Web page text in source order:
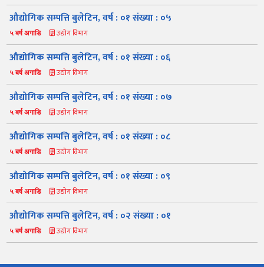
औद्योगिक सम्पत्ति बुलेटिन, वर्ष : ०१ संख्या : ०५
५ बर्ष अगाडि उद्योग विभाग
औद्योगिक सम्पत्ति बुलेटिन, वर्ष : ०१ संख्या : ०६
५ बर्ष अगाडि उद्योग विभाग
औद्योगिक सम्पत्ति बुलेटिन, वर्ष : ०१ संख्या : ०७
५ बर्ष अगाडि उद्योग विभाग
औद्योगिक सम्पत्ति बुलेटिन, वर्ष : ०१ संख्या : ०८
५ बर्ष अगाडि उद्योग विभाग
औद्योगिक सम्पत्ति बुलेटिन, वर्ष : ०१ संख्या : ०९
५ बर्ष अगाडि उद्योग विभाग
औद्योगिक सम्पत्ति बुलेटिन, वर्ष : ०२ संख्या : ०१
५ बर्ष अगाडि उद्योग विभाग
सहायक । यहाँहरुलाई म कसरी सहायता गर्न सक्छु भनेर हेर्न कृपया बटनहरुमा
थिच्नुहोस्।
सूचना
मापदण्ड